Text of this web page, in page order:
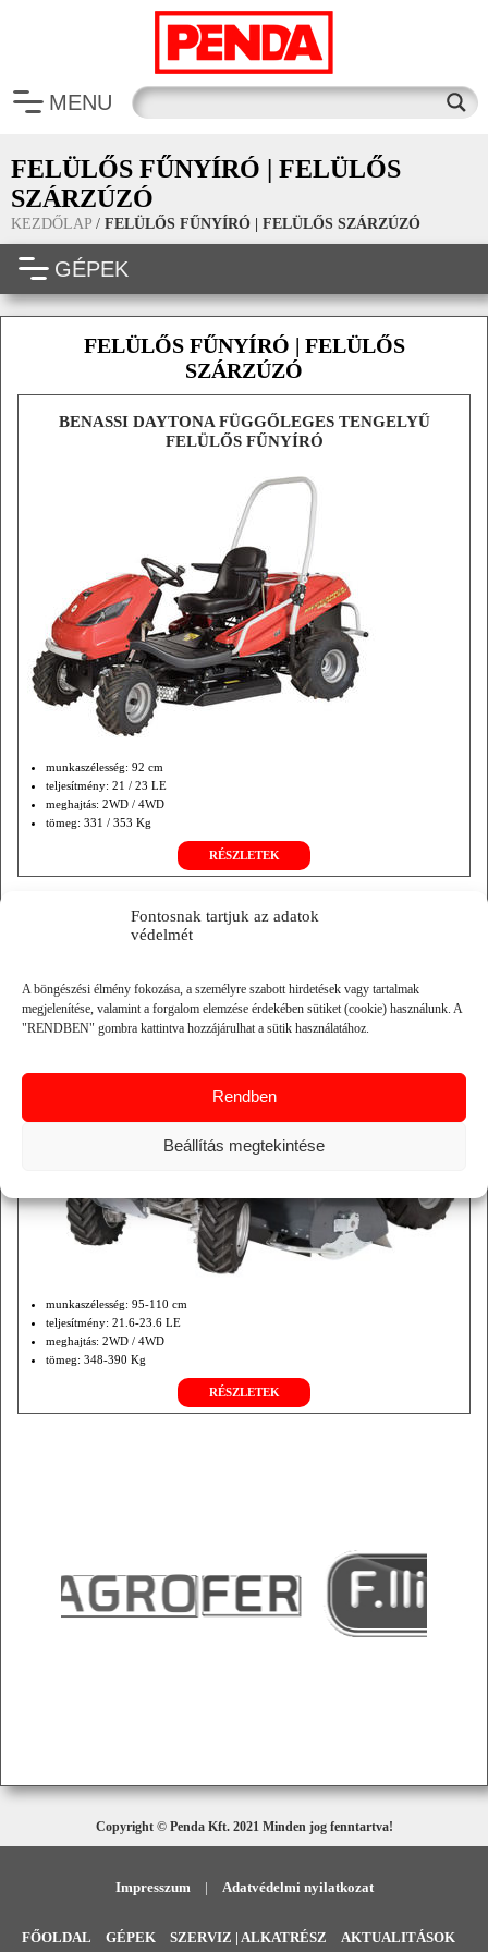
Fontosnak tartjuk az adatok
védelmét
A böngészési élmény fokozása, a személyre szabott hirdetések vagy tartalmak
megjelenítése, valamint a forgalom elemzése érdekében sütiket (cookie) használunk. A
"RENDBEN" gombra kattintva hozzájárulhat a sütik használatához.
Rendben
Beállítás megtekintése
MENU
FELÜLŐS FŰNYÍRÓ | FELÜLŐS
SZÁRZÚZÓ
KEZDŐLAP / FELÜLŐS FŰNYÍRÓ | FELÜLŐS SZÁRZÚZÓ
GÉPEK
FELÜLŐS FŰNYÍRÓ | FELÜLŐS
SZÁRZÚZÓ
BENASSI DAYTONA FÜGGŐLEGES TENGELYŰ
FELÜLŐS FŰNYÍRÓ
munkaszélesség: 92 cm
teljesítmény: 21 / 23 LE
meghajtás: 2WD / 4WD
tömeg: 331 / 353 Kg
RÉSZLETEK
BENASSI FOX VÍZSZINTES TENGELYŰ FELÜLŐS
SZÁRZÚZÓ FŰNYÍRÓ
munkaszélesség: 95-110 cm
teljesítmény: 21.6-23.6 LE
meghajtás: 2WD / 4WD
tömeg: 348-390 Kg
RÉSZLETEK
Copyright © Penda Kft. 2021 Minden jog fenntartva!
Impresszum | Adatvédelmi nyilatkozat
FŐOLDAL GÉPEK SZERVIZ | ALKATRÉSZ AKTUALITÁSOK